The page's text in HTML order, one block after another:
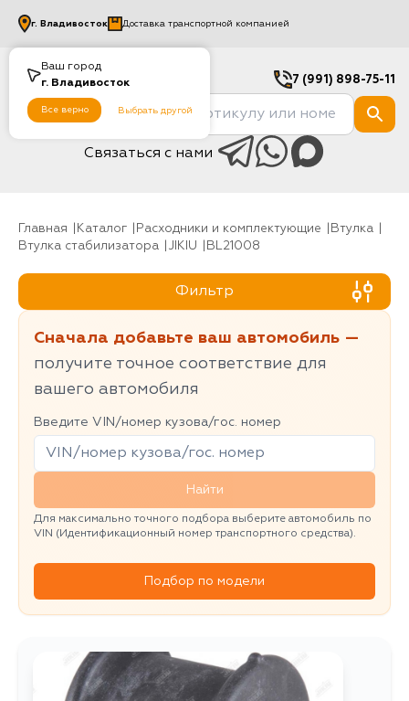
Ваш город
г. Владивосток
Все верно Выбрать другой
г. Владивосток Доставка транспортной компанией
7 (991) 898-75-11
Связаться с нами
Главная Каталог Расходники и комплектующие
Втулка
Втулка стабилизатора
JIKIU BL21008
Фильтр
Сначала добавьте ваш автомобиль —
получите точное соответствие для
вашего автомобиля
Введите VIN/номер кузова/гос. номер
Найти
Для максимально точного подбора выберите автомобиль по
VIN (Идентификационный номер транспортного средства).
Подбор по модели